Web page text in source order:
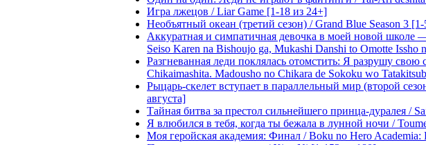
Игра лжецов / Liar Game [1-18 из 24+]
Необъятный океан (третий сезон) / Grand Blue Season 3
Аккуратная и симпатичная девочка в моей новой школе
Seiso Karen na Bishoujo ga, Mukashi Danshi to Omotte
Разгневанная леди поклялась отомстить: Я разрушу
Chikaimashita. Madousho no Chikara de Sokoku wo
Рыцарь-скелет вступает в параллельный мир (второй
августа]
Тайная битва за престол сильнейшего принца-дуралея /
Я влюбился в тебя, когда ты бежала в лунной ночи /
Моя геройская академия: Финал / Boku no Hero Academia: